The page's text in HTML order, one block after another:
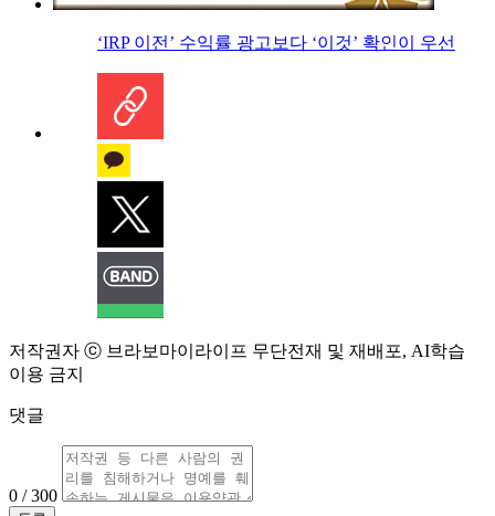
‘IRP 이전’ 수익률 광고보다 ‘이것’ 확인이 우선
저작권자 ⓒ 브라보마이라이프 무단전재 및 재배포, AI학습
이용 금지
댓글
0 / 300